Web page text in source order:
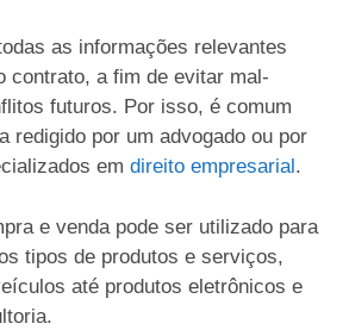
as informações relevantes
contrato, a fim de evitar mal-
futuros. Por isso, é comum
redigido por um advogado ou por
em direito empresarial .
e venda pode ser utilizado para
tipos de produtos e serviços,
até produtos eletrônicos e